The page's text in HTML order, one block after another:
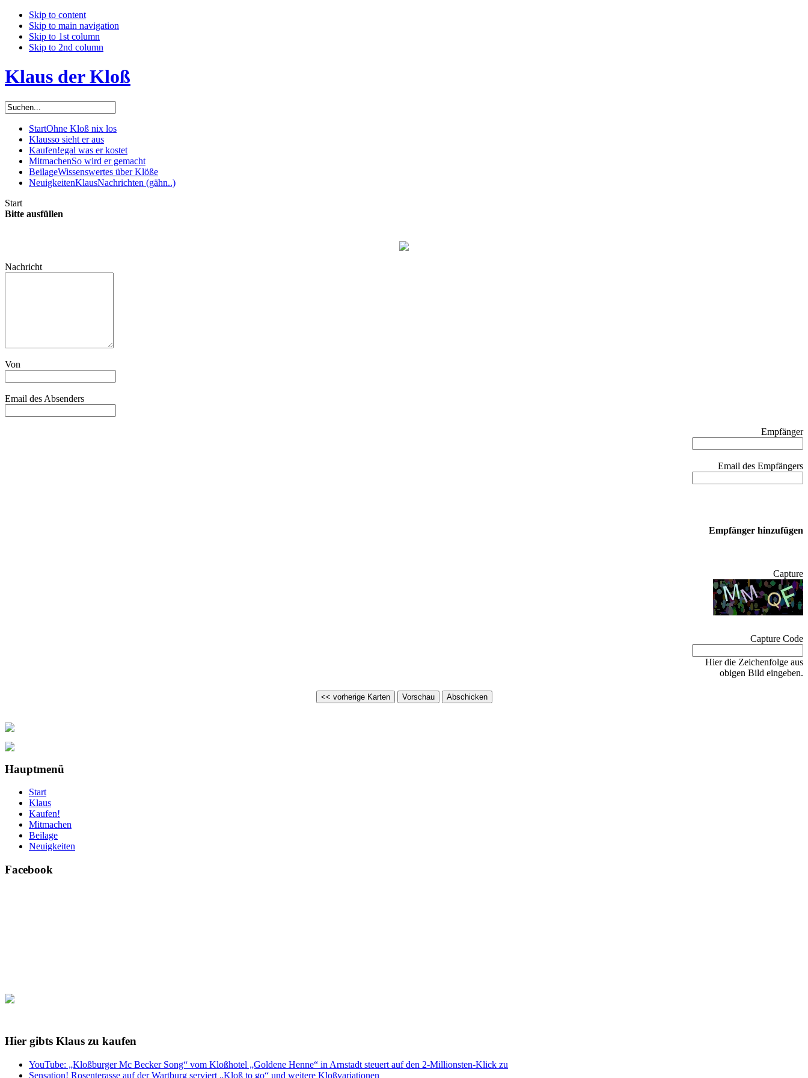
Skip to content
Skip to main navigation
Skip to 1st column
Skip to 2nd column
Klaus der Kloß
StartOhne Kloß nix los
Klausso sieht er aus
Kaufen!egal was er kostet
MitmachenSo wird er gemacht
BeilageWissenswertes über Klöße
NeuigkeitenKlausNachrichten (gähn..)
Start
Bitte ausfüllen
Nachricht
Von
Email des Absenders
Empfänger
Email des Empfängers
Empfänger hinzufügen
Capture
Capture Code
Hier die Zeichenfolge aus
obigen Bild eingeben.
Hauptmenü
Start
Klaus
Kaufen!
Mitmachen
Beilage
Neuigkeiten
Facebook
Hier gibts Klaus zu kaufen
YouTube: „Kloßburger Mc Becker Song“ vom Kloßhotel „Goldene Henne“ in Arnstadt steuert auf den 2-Millionsten-Klick zu
Sensation! Rosenterasse auf der Wartburg serviert „Kloß to go“ und weitere Kloßvariationen